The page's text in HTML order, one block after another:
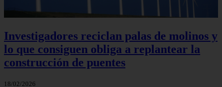
Investigadores reciclan palas de molinos y
lo que consiguen obliga a replantear la
construcción de puentes
18/02/2026